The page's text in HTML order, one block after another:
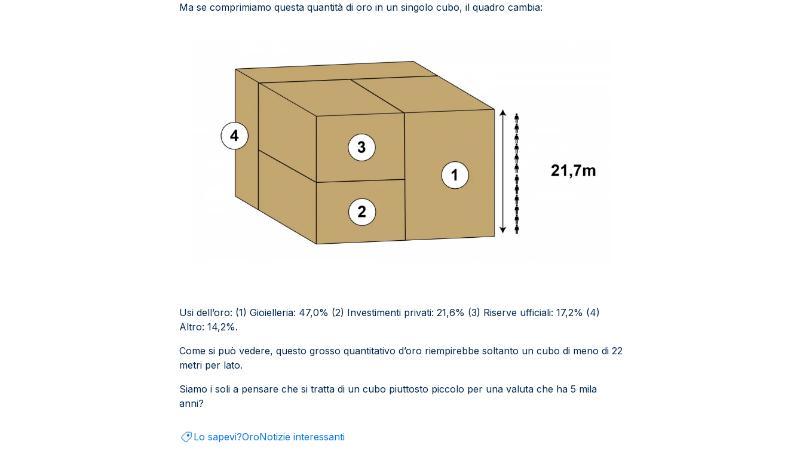
Ma se comprimiamo questa quantità di oro in un singolo cubo, il quadro cambia:
Usi dell’oro: (1) Gioielleria: 47,0% (2) Investimenti privati: 21,6% (3) Riserve ufficiali: 17,2% (4)
Altro: 14,2%.
Come si può vedere, questo grosso quantitativo d’oro riempirebbe soltanto un cubo di meno di 22
metri per lato.
Siamo i soli a pensare che si tratta di un cubo piuttosto piccolo per una valuta che ha 5 mila
anni?
Lo sapevi?OroNotizie interessanti